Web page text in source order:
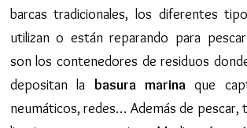
barcas tradicionales, los diferentes
utilizan o están reparando para
son los contenedores de residuos
depositan la basura marina que
neumáticos, redes… Además de pescar,